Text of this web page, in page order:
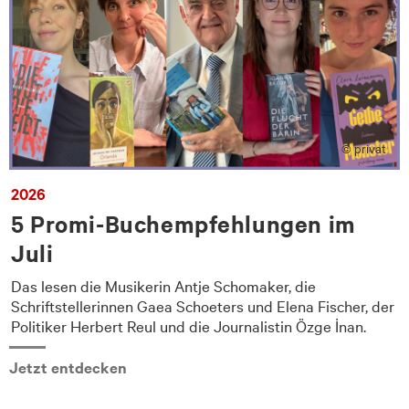
© privat
2026
5 Promi-Buchempfehlungen im
Juli
Das lesen die Musikerin Antje Schomaker, die
Schriftstellerinnen Gaea Schoeters und Elena Fischer, der
Politiker Herbert Reul und die Journalistin Özge İnan.
Jetzt entdecken